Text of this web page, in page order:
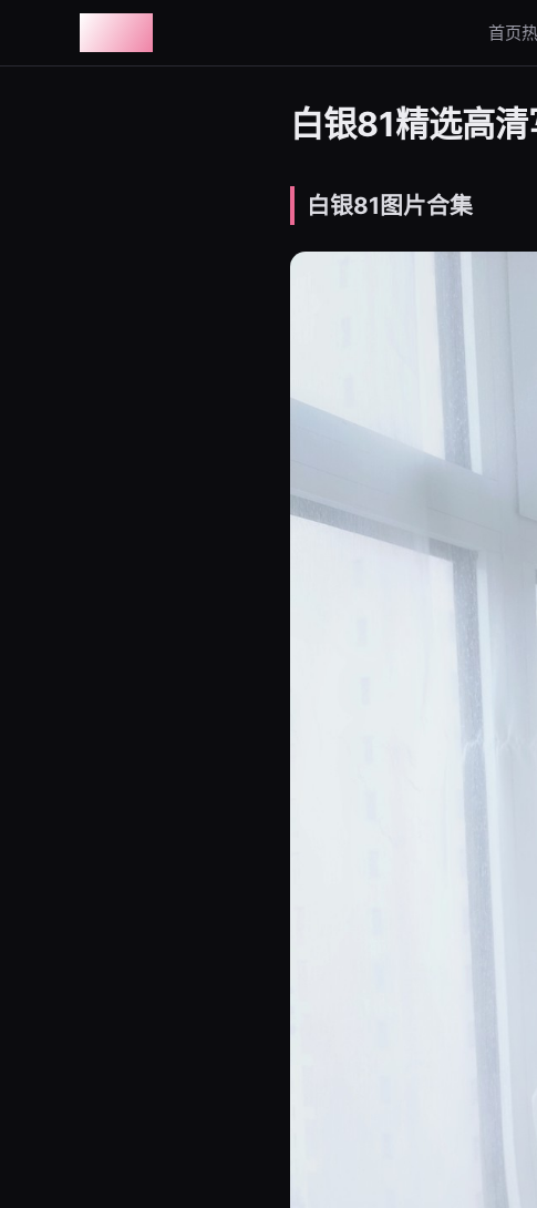
首页
白银81精选高
白银81图片合集